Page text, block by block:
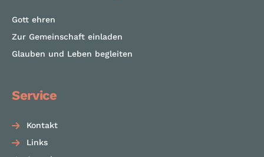
Gott ehren
Zur Gemeinschaft einladen
Glauben und Leben begleiten
Service
Kontakt
Links